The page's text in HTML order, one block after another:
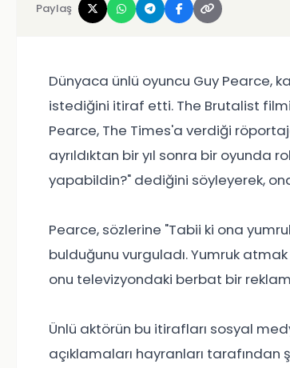
Paylaş
Dünyaca ünlü oyuncu Guy Pearce,
istediğini itiraf etti. The Brutalist
Pearce, The Times'a verdiği
ayrıldıktan bir yıl sonra bir oyunda
yapabildin?" dediğini söyleyerek,
Pearce, sözlerine "Tabii ki ona
bulduğunu vurguladı. Yumruk
onu televizyondaki berbat bir
Ünlü aktörün bu itirafları sosyal
açıklamaları hayranları tarafından